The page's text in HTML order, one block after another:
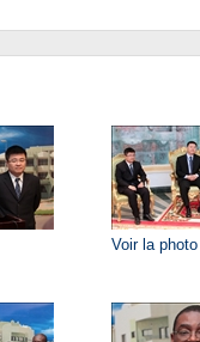
Voir la photo